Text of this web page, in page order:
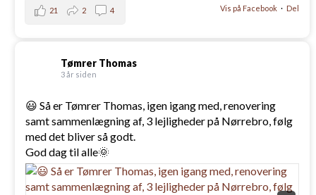
Vis på Facebook · Del
21 2 4
Tømrer Thomas
3 år siden
😃 Så er Tømrer Thomas, igen igang med, renovering
samt sammenlægning af, 3 lejligheder på Nørrebro, følg
med det bliver så godt.
God dag til alle🌞